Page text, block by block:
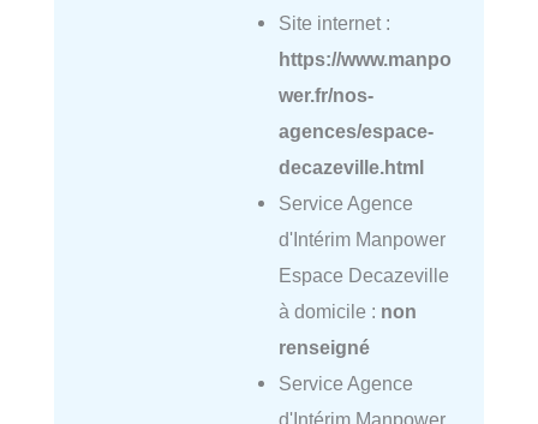
Site internet :
https://www.manpo
wer.fr/nos-
agences/espace-
decazeville.html
Service Agence
d'Intérim Manpower
Espace Decazeville
à domicile : non
renseigné
Service Agence